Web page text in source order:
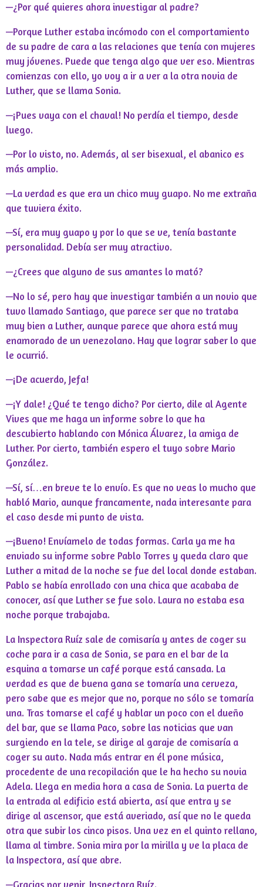
—¿Por qué quieres ahora investigar al padre?
—Porque Luther estaba incómodo con el comportamiento
de su padre de cara a las relaciones que tenía con mujeres
muy jóvenes. Puede que tenga algo que ver eso. Mientras
comienzas con ello, yo voy a ir a ver a la otra novia de
Luther, que se llama Sonia.
—¡Pues vaya con el chaval! No perdía el tiempo, desde
luego.
—Por lo visto, no. Además, al ser bisexual, el abanico es
más amplio.
—La verdad es que era un chico muy guapo. No me extraña
que tuviera éxito.
—Sí, era muy guapo y por lo que se ve, tenía bastante
personalidad. Debía ser muy atractivo.
—¿Crees que alguno de sus amantes lo mató?
—No lo sé, pero hay que investigar también a un novio que
tuvo llamado Santiago, que parece ser que no trataba
muy bien a Luther, aunque parece que ahora está muy
enamorado de un venezolano. Hay que lograr saber lo que
le ocurrió.
—¡De acuerdo, Jefa!
—¡Y dale! ¿Qué te tengo dicho? Por cierto, dile al Agente
Vives que me haga un informe sobre lo que ha
descubierto hablando con Mónica Álvarez, la amiga de
Luther. Por cierto, también espero el tuyo sobre Mario
González.
—Sí, sí…en breve te lo envío. Es que no veas lo mucho que
habló Mario, aunque francamente, nada interesante para
el caso desde mi punto de vista.
—¡Bueno! Envíamelo de todas formas. Carla ya me ha
enviado su informe sobre Pablo Torres y queda claro que
Luther a mitad de la noche se fue del local donde estaban.
Pablo se había enrollado con una chica que acababa de
conocer, así que Luther se fue solo. Laura no estaba esa
noche porque trabajaba.
La Inspectora Ruíz sale de comisaría y antes de coger su
coche para ir a casa de Sonia, se para en el bar de la
esquina a tomarse un café porque está cansada. La
verdad es que de buena gana se tomaría una cerveza,
pero sabe que es mejor que no, porque no sólo se tomaría
una. Tras tomarse el café y hablar un poco con el dueño
del bar, que se llama Paco, sobre las noticias que van
surgiendo en la tele, se dirige al garaje de comisaría a
coger su auto. Nada más entrar en él pone música,
procedente de una recopilación que le ha hecho su novia
Adela. Llega en media hora a casa de Sonia. La puerta de
la entrada al edificio está abierta, así que entra y se
dirige al ascensor, que está averiado, así que no le queda
otra que subir los cinco pisos. Una vez en el quinto rellano,
llama al timbre. Sonia mira por la mirilla y ve la placa de
la Inspectora, así que abre.
—Gracias por venir, Inspectora Ruíz.